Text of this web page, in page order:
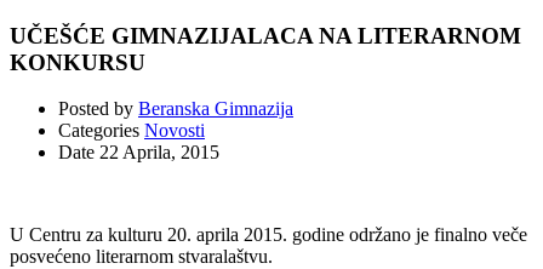
UČEŠĆE GIMNAZIJALACA NA LITERARNOM
KONKURSU
Posted by Beranska Gimnazija
Categories Novosti
Date 22 Aprila, 2015
U Centru za kulturu 20. aprila 2015. godine održano je finalno veče
posvećeno literarnom stvaralaštvu.